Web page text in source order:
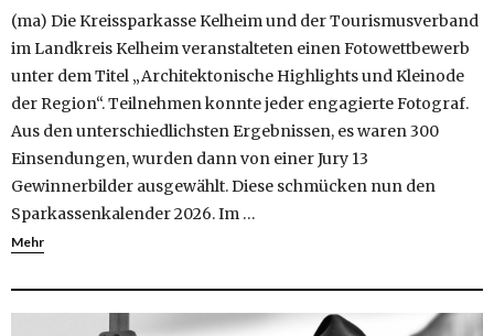
(ma) Die Kreissparkasse Kelheim und der Tourismusverband
im Landkreis Kelheim veranstalteten einen Fotowettbewerb
unter dem Titel „Architektonische Highlights und Kleinode
der Region“. Teilnehmen konnte jeder engagierte Fotograf.
Aus den unterschiedlichsten Ergebnissen, es waren 300
Einsendungen, wurden dann von einer Jury 13
Gewinnerbilder ausgewählt. Diese schmücken nun den
Sparkassenkalender 2026. Im …
Mehr